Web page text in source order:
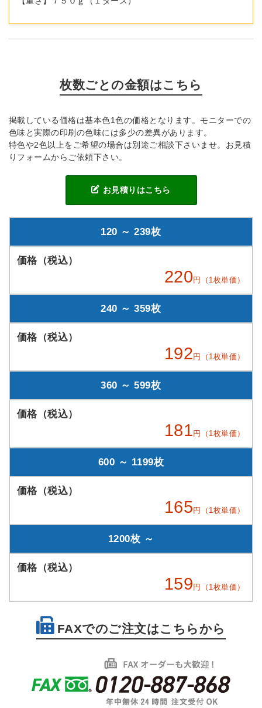
枚数ごとの金額はこちら
掲載している価格は基本色1色の価格となります。モニターでの
色味と実際の印刷の色味には多少の差異があります。
特色や2色以上をご希望の場合は別途ご相談下さいませ。お見積
りフォームからご依頼下さい。
お見積りはこちら
120 ～ 239枚
220 円（1枚単価）
240 ～ 359枚
192 円（1枚単価）
360 ～ 599枚
181 円（1枚単価）
600 ～ 1199枚
165 円（1枚単価）
1200枚 ～
159 円（1枚単価）
FAXでのご注文はこちらから